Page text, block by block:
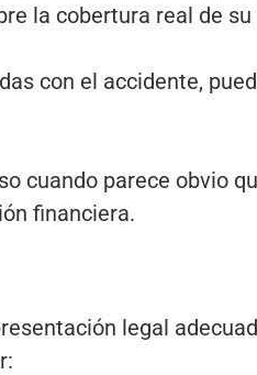
la cobertura real de su
con el accidente,
cuando parece obvio
financiera.
legal